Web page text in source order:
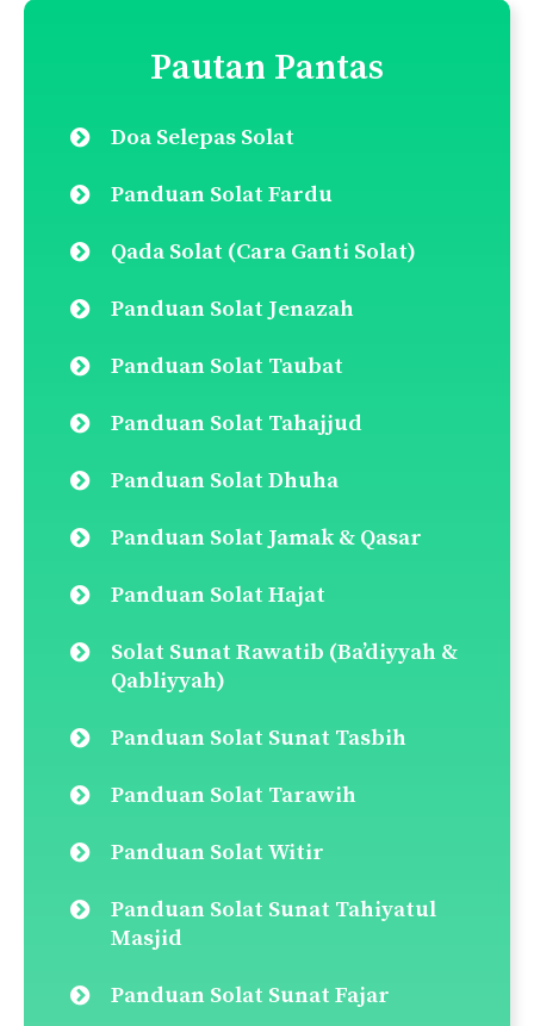
Pautan Pantas
Doa Selepas Solat
Panduan Solat Fardu
Qada Solat (Cara Ganti Solat)
Panduan Solat Jenazah
Panduan Solat Taubat
Panduan Solat Tahajjud
Panduan Solat Dhuha
Panduan Solat Jamak & Qasar
Panduan Solat Hajat
Solat Sunat Rawatib (Ba’diyyah &
Qabliyyah)
Panduan Solat Sunat Tasbih
Panduan Solat Tarawih
Panduan Solat Witir
Panduan Solat Sunat Tahiyatul
Masjid
Panduan Solat Sunat Fajar